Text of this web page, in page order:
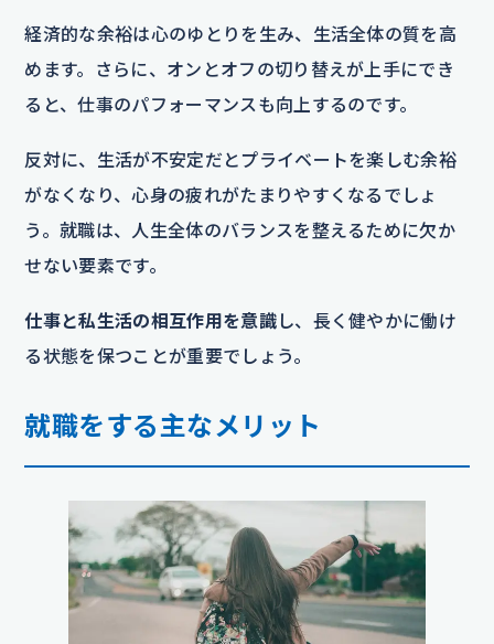
経済的な余裕は心のゆとりを生み、生活全体の質を高
めます。さらに、オンとオフの切り替えが上手にでき
ると、仕事のパフォーマンスも向上するのです。
反対に、生活が不安定だとプライベートを楽しむ余裕
がなくなり、心身の疲れがたまりやすくなるでしょ
う。就職は、人生全体のバランスを整えるために欠か
せない要素です。
仕事と私生活の相互作用を意識し、長く健やかに働け
る状態を保つことが重要でしょう。
就職をする主なメリット